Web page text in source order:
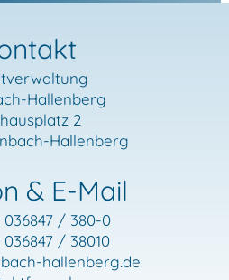
Hallenberg
2
Hallenberg
& E-Mail
036847 / 380-0
036847 / 38010
hallenberg.de